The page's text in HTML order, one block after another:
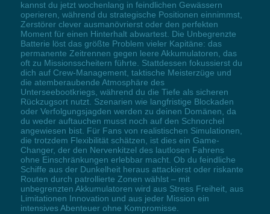
kannst du jetzt wochenlang in feindlichen Gewässern
operieren, während du strategische Positionen einnimmst,
Zerstörer clever ausmanövrierst oder den perfekten
Moment für einen Hinterhalt abwartest. Die Unbegrenzte
Batterie löst das größte Problem vieler Kapitäne: das
permanente Zeitrennen gegen leere Akkumulatoren, das
oft zu Missionsscheitern führte. Stattdessen fokussierst du
dich auf Crew-Management, taktische Meisterzüge und
die atemberaubende Atmosphäre des
Unterseebootkriegs, während du die Tiefe als sicheren
Rückzugsort nutzt. Szenarien wie langfristige Blockaden
oder Verfolgungsjagden werden zu deinen Domänen, da
du weder auftauchen musst noch auf den Schnorchel
angewiesen bist. Für Fans von realistischen Simulationen,
die trotzdem Flexibilität schätzen, ist dies ein Game-
Changer, der den Nervenkitzel des lautlosen Fahrens
ohne Einschränkungen erlebbar macht. Ob du feindliche
Schiffe aus der Dunkelheit heraus attackierst oder riskante
Routen durch patrollierte Zonen wählst – mit
unbegrenzten Akkumulatoren wird aus Stress Freiheit, aus
Limitationen Innovation und aus jeder Mission ein
intensives Abenteuer ohne Kompromisse.